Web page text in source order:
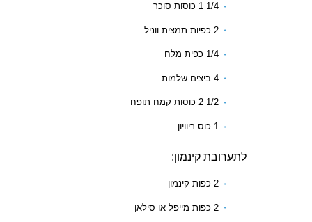
1/4 1 כוסות סוכר
2 כפיות תמצית ווניל
1/4 כפית מלח
4 ביצים שלמות
1/2 2 כוסות קמח תופח
1 כוס ריוויון
לתערובת קינמון:
2 כפות קינמון
2 כפות מייפל או סילאן